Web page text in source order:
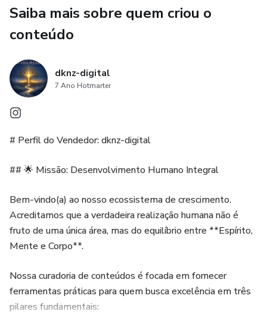
Busca um ambiente mais bonito, organizado e funcional;
Deseja apoio profissional sem precisar sair de casa.
Importante: O projeto é exclusivamente de ambientação.
Não inclui materiais físicos como móveis, tintas ou itens
decorativos, apenas a orientação completa para você
💰 R$ 800 à vista no Pix (foco promocional)
ou R$ 1.200 parcelado em até 10x
Sua sala, seus sonhos, nossa expertise.
Com o SALA DECORADA, você investe pouco e
Você envia as medidas e informações do ambiente, e todo
o processo (briefing, projeto e apresentação) acontece.
Saiba mais sobre quem criou o
conteúdo
dknz-digital
7 Ano Hotmarter
# Perfil do Vendedor: dknz-digital
## 🌟 Missão: Desenvolvimento Humano Integral
Bem-vindo(a) ao nosso ecossistema de crescimento.
Acreditamos que a verdadeira realização humana não é
fruto de uma única área, mas do equilíbrio entre **Espírito,
Mente e Corpo**.
Nossa curadoria de conteúdos é focada em fornecer
ferramentas práticas para quem busca excelência em três
pilares fundamentais: